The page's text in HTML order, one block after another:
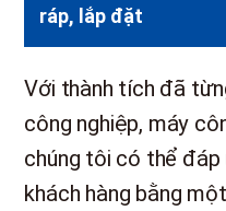
ráp, lắp đặt
Với thành tích đã
công nghiệp, máy
chúng tôi có thể
khách hàng bằng